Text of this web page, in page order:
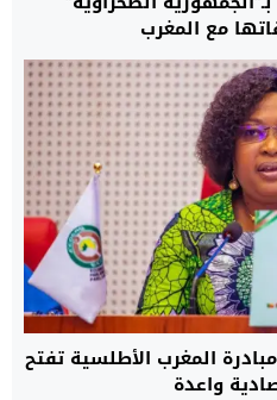
مع المغرب
المغرب الأطلسية تفتح
واعدة